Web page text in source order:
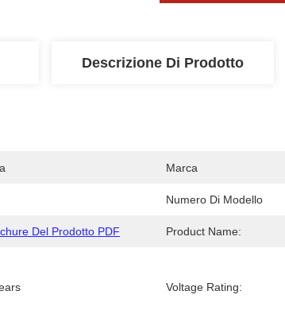
Descrizione Di Prodotto
Marca
Numero Di Modello
Del Prodotto PDF Product Name:
Voltage Rating: